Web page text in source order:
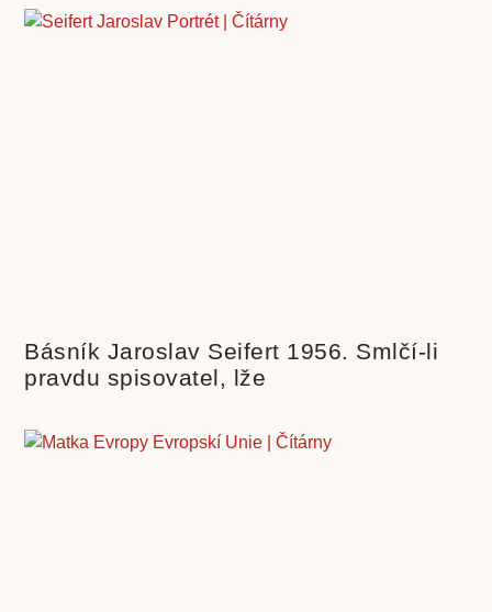
Básník Jaroslav Seifert 1956. Smlčí-li
pravdu spisovatel, lže